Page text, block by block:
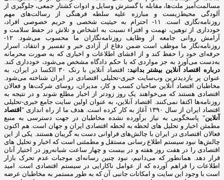
مسالمت‌آمیز ملت‌ها، مقابله با گسترش وسایل و ادوات کشتار جمعی، جلوگیری از
آلودگی محیط‌زیست و مبارزه علیه سلطه فرهنگی از رسالت‌های مهم
روزنامه‌نگاری است. ۱۱- احترام به حیثیت شخصی و حریم خصوصی افراد،
خودداری از توهین، تهمت و افتراء نسبت به اشخاص و تلاش در حفظ سلامت و
آرامش روانی جامعه از وظایف روزنامه‌نگاران ما محسوب می‌شود. ۱۲-
روزنامه‌نگار ما موظف است ضمن دفاع از آزادی خبر و تفسیر و انتقاد، اسرار
حرفه‌ای خود را حفظ کند و از افشای اطلاعات و اخباری که به صورت محرمانه
به‌دست می‌آورد به جز مواردی که با حکم دادگاه مشخص می‌شود، خودداری کند.
درباره اقتصاد آنلاین بیشتر بدانید:
اقتصاد آنلاین با رنک ۳۰ الکسا در ایران، به
عنوان پر بازدیدترین وب‌سایت خبری-تحلیلی اقتصادی در ایران شناخته می‌شود.
مخاطبان اقتصاد آنلاین صاحبان کسب و کار، مدیران، روسای شرکت‌ها و فعالان
اقتصادی هستند که می‌خواهند یک روز زودتر از اخبار مطلع شوند و در نتیجه به
روزنامه‌ها اکتفا نمی‌کنند. اقتصاد آنلاین، به عنوان اولین سایت جامع خبری-تحلیلی
اقتصاد ایران از سال ۱۳۹۰ آغاز به کار کرده است. هدف ما از راه اندازی "
اقتصاد
آنلاین" پاسخگویی به نیاز برآورده نشده مخاطبان در جهت دسترسی به منبع
مطمئن اخبار و تحلیل های لحظه به لحظه اقتصادی ایران و جهان است. هم اکنون
فعالان اقتصادی در ایران با چالش‌های فراوانی دست به گریبان هستند. یکی از این
چالش‌ها نبود سیستم اطلاع رسانی مستقل و مطمئنی است که اخبار و تحلیل های
اقتصادی را در هفت روز هفته و در بیست و چهار ساعت شبانه‌روز در اختیار آنان
قرار دهد. همانطور که می‌دانیم، نبود چنین رسانه‌ای موجبات عدم تحرک بازار
اطلاعات را فراهم آورده که از عوامل ناکارایی در سیستم اقتصادی است. امید
است با وجود این سایت و امکانات جانبی آن که به طور مستمر به مخاطبان عرضه